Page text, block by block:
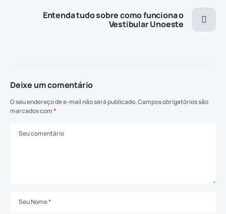
Entenda tudo sobre como funciona o
Vestibular Unoeste
Deixe um comentário
O seu endereço de e-mail não será publicado.Campos obrigatórios são
marcados com*